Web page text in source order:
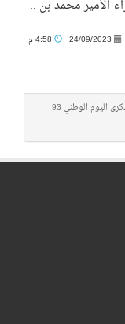
الأمير محمد بن ..
24/09/2023
سالم الشهراني يهنئ الملك سلمان وولي العهد بمناسبة ذكرى اليوم الوطني 93